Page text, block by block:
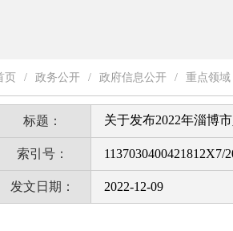
页 / 政务公开 / 政府信息公开 / 重点领域
标题： 关于发布2022年淄博
索引号： 1137030400421812X7/
发文日期： 2022-12-09